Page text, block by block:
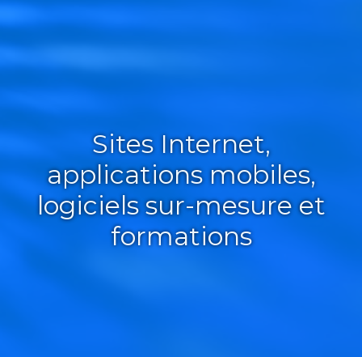
Sites Internet,
applications mobiles,
logiciels sur-mesure et
formations